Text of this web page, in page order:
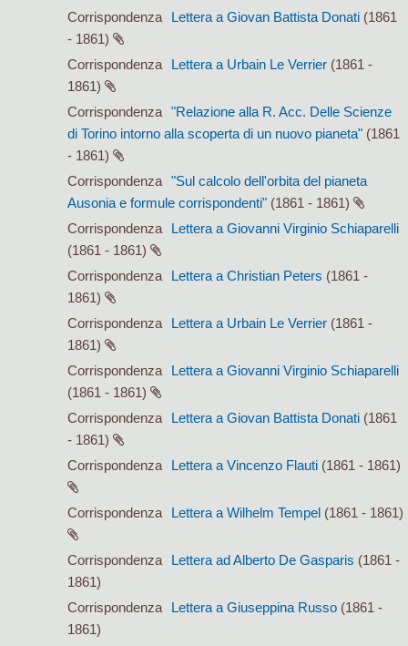
Corrispondenza
Lettera a Giovan Battista Donati (1861
- 1861)
Corrispondenza
Lettera a Urbain Le Verrier (1861 -
1861)
Corrispondenza
"Relazione alla R. Acc. Delle Scienze
di Torino intorno alla scoperta di un nuovo pianeta" (1861
- 1861)
Corrispondenza
"Sul calcolo dell'orbita del pianeta
Ausonia e formule corrispondenti" (1861 - 1861)
Corrispondenza
Lettera a Giovanni Virginio Schiaparelli
(1861 - 1861)
Corrispondenza
Lettera a Christian Peters (1861 -
1861)
Corrispondenza
Lettera a Urbain Le Verrier (1861 -
1861)
Corrispondenza
Lettera a Giovanni Virginio Schiaparelli
(1861 - 1861)
Corrispondenza
Lettera a Giovan Battista Donati (1861
- 1861)
Corrispondenza
Lettera a Vincenzo Flauti (1861 - 1861)
Corrispondenza Lettera a Wilhelm Tempel (1861 - 1861)
Corrispondenza Lettera ad Alberto De Gasparis (1861 -
1861)
Corrispondenza
Lettera a Giuseppina Russo (1861 -
1861)